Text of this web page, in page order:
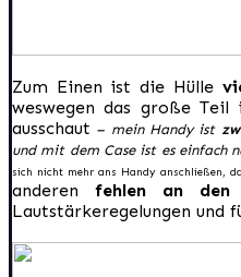
Zum Einen ist die Hülle
weswegen das große Teil
ausschaut – mein Handy ist
und mit dem Case ist es einfach
sich nicht mehr ans Handy anschließen,
anderen fehlen an den
Lautstärkeregelungen und